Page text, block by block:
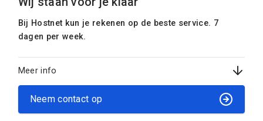
Bij Hostnet kun je rekenen op de beste service. 7
dagen per week.
Meer info
Neem contact op